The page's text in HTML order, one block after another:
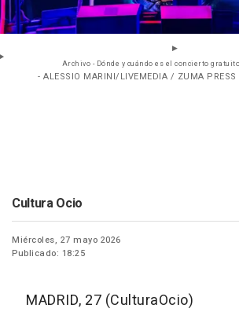
Archivo - Dónde y cuándo es el concierto
- ALESSIO MARINI/LIVEMEDIA / ZUMA PRESS
Cultura Ocio
Miércoles, 27 mayo 2026
Publicado: 18:25
MADRID, 27 (CulturaOcio)